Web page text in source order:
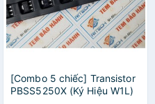
[Combo 5 chiếc] Transistor
PBSS5250X (Ký Hiệu W1L)